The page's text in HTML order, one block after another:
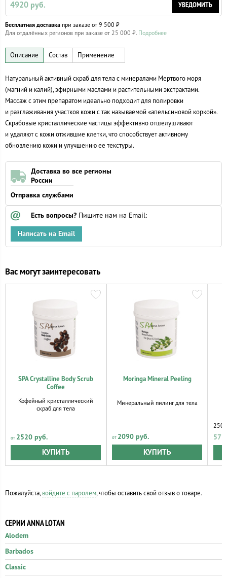
4920 руб. УВЕДОМИТЬ
Бесплатная доставка при заказе от 9 500 ₽
Для отдалённых регионов при заказе от 25 000 ₽. Подробнее
Натуральный активный скраб для тела с минералами Мертвого моря
(магний и калий), эфирными маслами и растительными экстрактами.
Массаж с этим препаратом идеально подходит для полировки
и разглаживания участков кожи с так называемой «апельсиновой коркой».
Скрабовые кристаллические частицы эффективно отшелушивают
и удаляют с кожи отжившие клетки, что способствует активному
обновлению кожи и улучшению ее текстуры.
Доставка во все регионы
России
Отправка службами
Есть вопросы? Пишите нам на Email:
Написать на Email
Вас могут заинтересовать
SPA Crystalline Body Scrub
Coffee
Кофейный кристаллический
скраб для тела
2520 руб.
КУПИТЬ
Moringa Mineral Peeling
Минеральный пилинг для тела
2090 руб.
КУПИТЬ
250
Пожалуйста, войдите с паролем, чтобы оставить свой отзыв о товаре.
СЕРИИ ANNA LOTAN
Alodem
Barbados
Classic